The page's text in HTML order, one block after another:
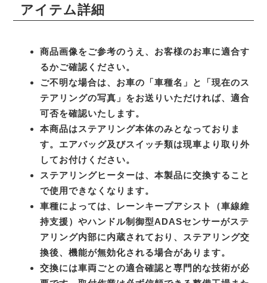
アイテム詳細
商品画像をご参考のうえ、お客様のお車に適合す
るかご確認ください。
ご不明な場合は、お車の「車種名」と「現在のス
テアリングの写真」をお送りいただければ、適合
可否を確認いたします。
本商品はステアリング本体のみとなっておりま
す。エアバッグ及びスイッチ類は現車より取り外
してお付けください。
ステアリングヒーターは、本製品に交換すること
で使用できなくなります。
車種によっては、レーンキープアシスト（車線維
持支援）やハンドル制御型ADASセンサーがステ
アリング内部に内蔵されており、ステアリング交
換後、機能が無効化される場合があります。
交換には車両ごとの適合確認と専門的な技術が必